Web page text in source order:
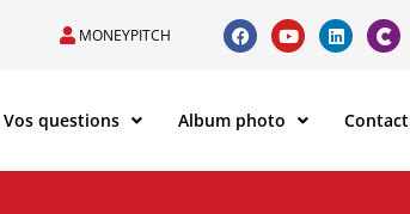
MONEYPITCH
Vos questions Album photo Contact